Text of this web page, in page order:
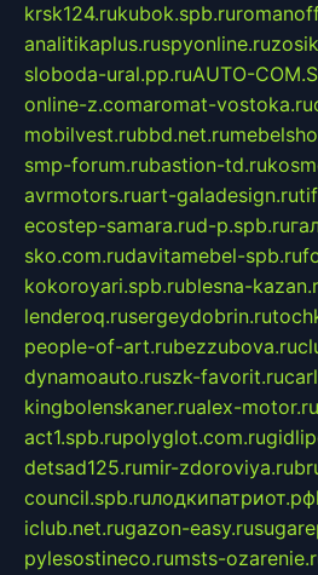
krsk124.rukubok.spb.ru
analitikaplus.ruspyonline.ru
sloboda-ural.pp.ruAUTO-
online-z.comaromat-vostoka.ru
mobilvest.rubbd.net.ru
smp-forum.rubastion-td.ru
avrmotors.ruart-galadesign.ru
ecostep-samara.rud-p.spb.ru
sko.com.rudavitamebel-spb.ru
kokoroyari.spb.rublesna-
lenderoq.rusergeydobrin.ru
people-of-art.rubezzubova.ru
dynamoauto.ruszk-favorit.ru
kingbolenskaner.rualex-motor.ru
act1.spb.rupolyglot.com.ru
detsad125.rumir-zdoroviya.ru
council.spb.ruлодкипатриот.рф
iclub.net.rugazon-easy.ru
pylesostineco.rumsts-